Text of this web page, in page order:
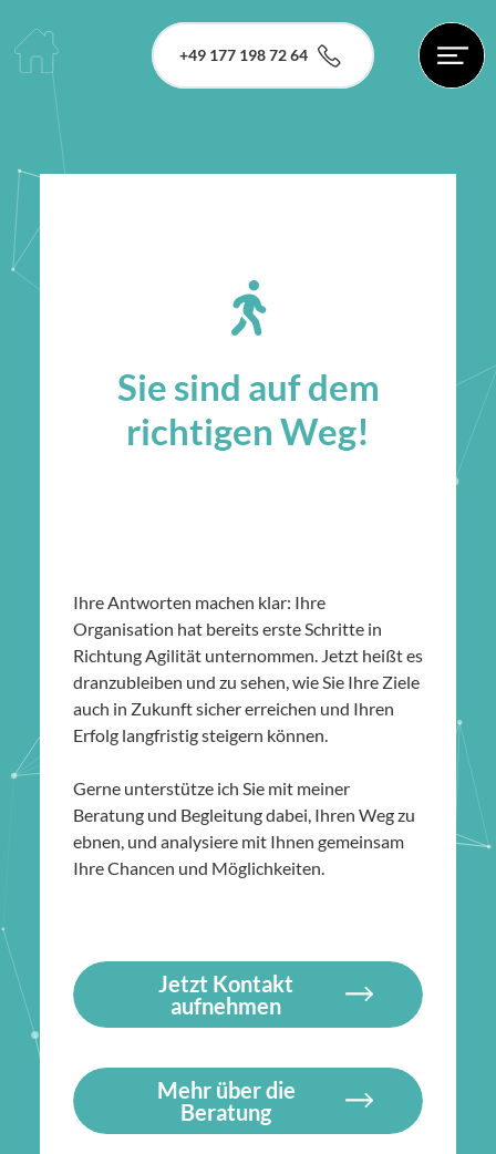
+49 177 198 72 64
Sie sind auf dem
richtigen Weg!
Ihre Antworten machen klar: Ihre
Organisation hat bereits erste Schritte in
Richtung Agilität unternommen. Jetzt heißt es
dranzubleiben und zu sehen, wie Sie Ihre Ziele
auch in Zukunft sicher erreichen und Ihren
Erfolg langfristig steigern können.
Gerne unterstütze ich Sie mit meiner
Beratung und Begleitung dabei, Ihren Weg zu
ebnen, und analysiere mit Ihnen gemeinsam
Ihre Chancen und Möglichkeiten.
Jetzt Kontakt
aufnehmen
Mehr über die
Beratung